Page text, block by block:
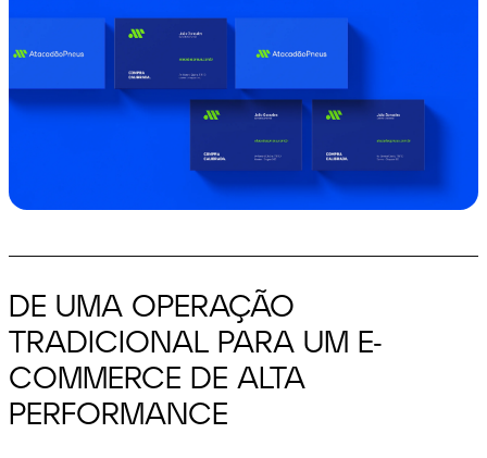
DE UMA OPERAÇÃO
TRADICIONAL PARA UM E-
COMMERCE DE ALTA
PERFORMANCE